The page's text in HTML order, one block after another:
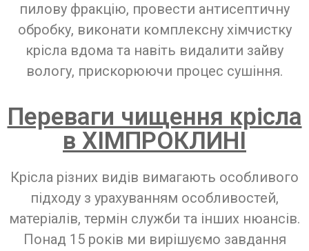
пилову фракцію, провести антисептичну
обробку, виконати комплексну хімчистку
крісла вдома та навіть видалити зайву
вологу, прискорюючи процес сушіння.
Переваги чищення крісла
в ХІМПРОКЛИНІ
Крісла різних видів вимагають особливого
підходу з урахуванням особливостей,
матеріалів, термін служби та інших нюансів.
Понад 15 років ми вирішуємо завдання